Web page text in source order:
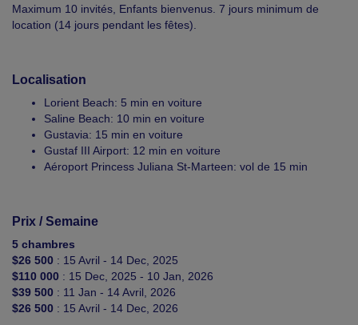
Maximum 10 invités, Enfants bienvenus. 7 jours minimum de
location (14 jours pendant les fêtes).
Localisation
Lorient Beach: 5 min en voiture
Saline Beach: 10 min en voiture
Gustavia: 15 min en voiture
Gustaf III Airport: 12 min en voiture
Aéroport Princess Juliana St-Marteen: vol de 15 min
Prix / Semaine
5 chambres
$26 500 : 15 Avril - 14 Dec, 2025
$110 000 : 15 Dec, 2025 - 10 Jan, 2026
$39 500 : 11 Jan - 14 Avril, 2026
$26 500 : 15 Avril - 14 Dec, 2026